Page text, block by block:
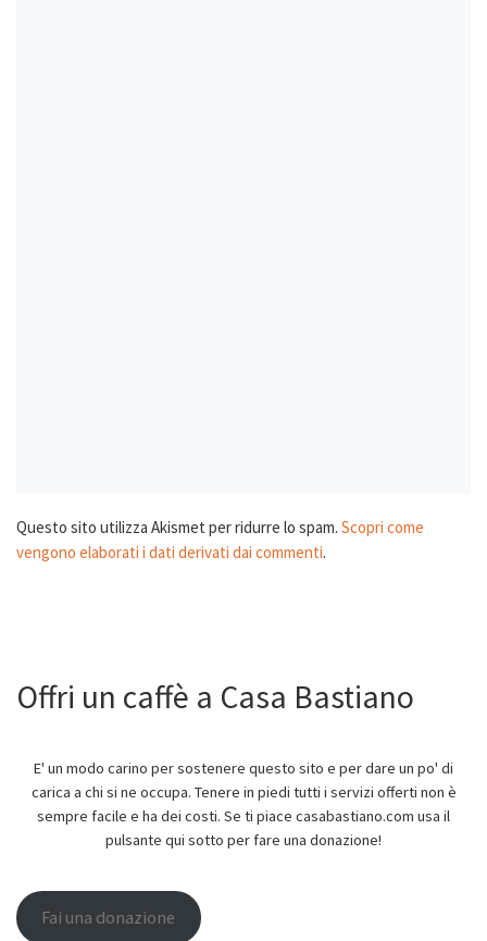
Questo sito utilizza Akismet per ridurre lo spam. Scopri come
vengono elaborati i dati derivati dai commenti.
Offri un caffè a Casa Bastiano
E' un modo carino per sostenere questo sito e per dare un po' di
carica a chi si ne occupa. Tenere in piedi tutti i servizi offerti non è
sempre facile e ha dei costi. Se ti piace casabastiano.com usa il
pulsante qui sotto per fare una donazione!
Fai una donazione